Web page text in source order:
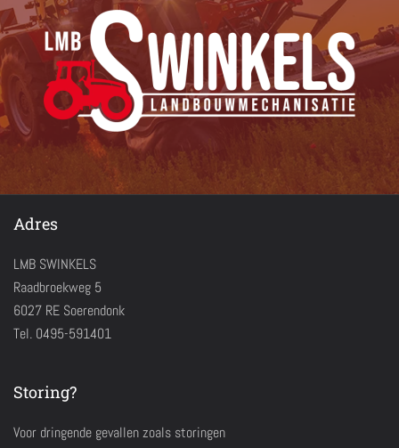
Adres
LMB SWINKELS
Raadbroekweg 5
6027 RE Soerendonk
Tel. 0495-591401
Storing?
Voor dringende gevallen zoals storingen